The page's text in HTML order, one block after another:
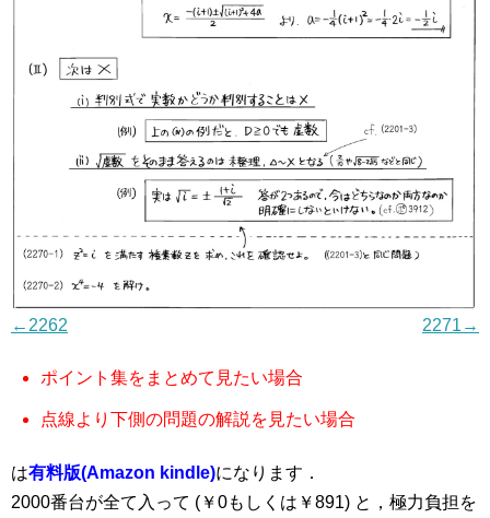
←2262 2271→
ポイント集をまとめて見たい場合
点線より下側の問題の解説を見たい場合
は有料版(Amazon kindle)になります．
2000番台が全て入って (￥0もしくは￥891) と，極力負担を